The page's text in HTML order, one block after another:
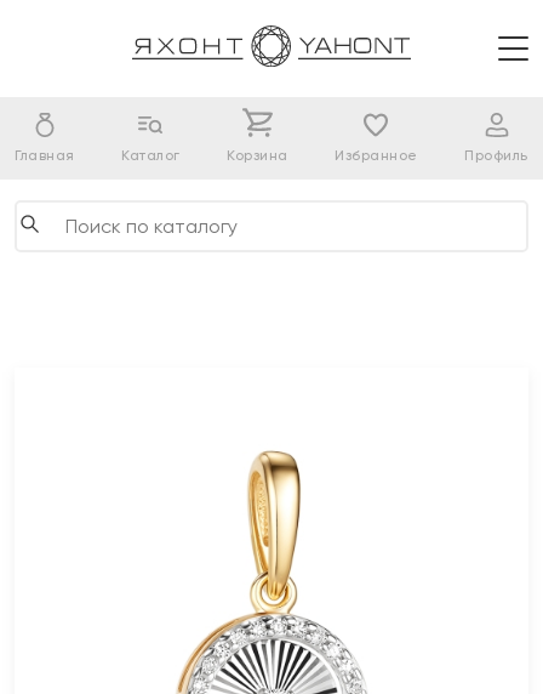
Главная Каталог Корзина Избранное Профиль